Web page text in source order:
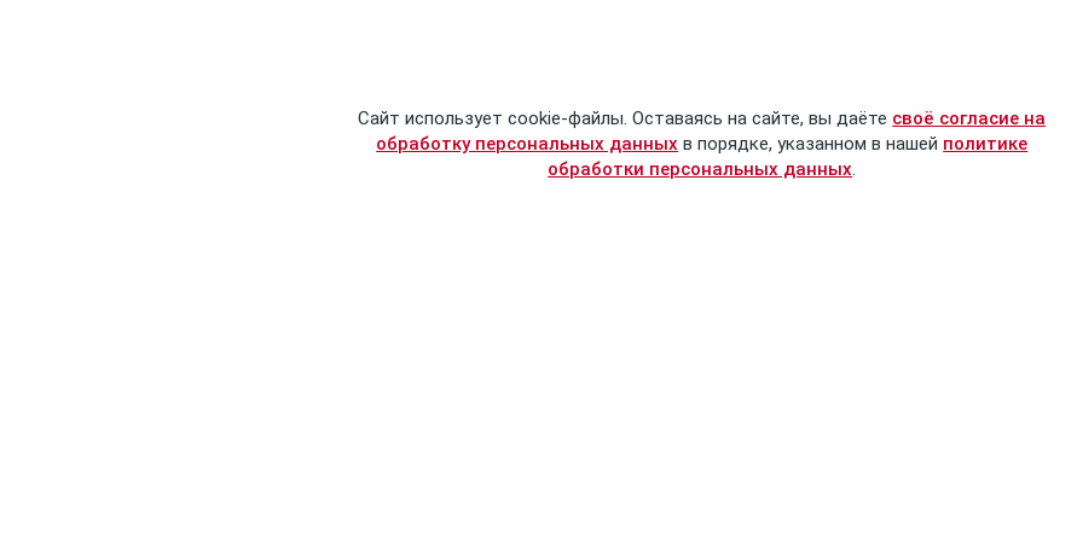
Сайт использует cookie-файлы. Оставаясь на сайте, вы даёте своё согласие на
обработку персональных данных в порядке, указанном в нашей политике
обработки персональных данных.